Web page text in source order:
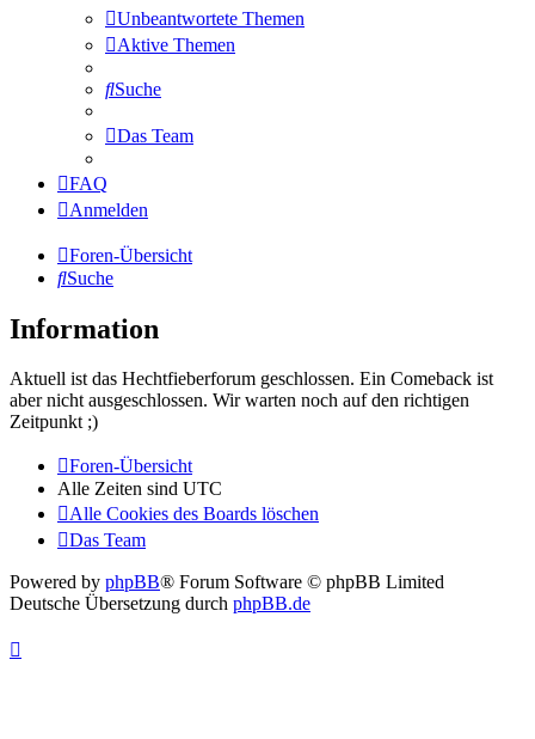
Unbeantwortete Themen
Aktive Themen
Suche
Das Team
FAQ
Anmelden
Foren-Übersicht
Suche
Information
Aktuell ist das Hechtfieberforum geschlossen. Ein Comeback ist
aber nicht ausgeschlossen. Wir warten noch auf den richtigen
Zeitpunkt ;)
Foren-Übersicht
Alle Zeiten sind UTC
Alle Cookies des Boards löschen
Das Team
Powered by phpBB® Forum Software © phpBB Limited
Deutsche Übersetzung durch phpBB.de